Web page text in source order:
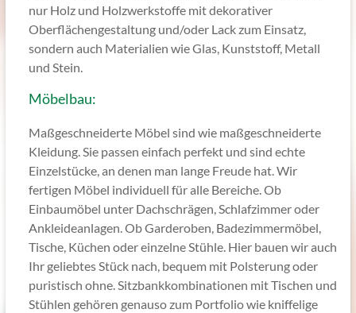
nur Holz und Holzwerkstoffe mit dekorativer
Oberflächengestaltung und/oder Lack zum Einsatz,
sondern auch Materialien wie Glas, Kunststoff, Metall
und Stein.
Möbelbau:
Maßgeschneiderte Möbel sind wie maßgeschneiderte
Kleidung. Sie passen einfach perfekt und sind echte
Einzelstücke, an denen man lange Freude hat. Wir
fertigen Möbel individuell für alle Bereiche. Ob
Einbaumöbel unter Dachschrägen, Schlafzimmer oder
Ankleideanlagen. Ob Garderoben, Badezimmermöbel,
Tische, Küchen oder einzelne Stühle. Hier bauen wir auch
Ihr geliebtes Stück nach, bequem mit Polsterung oder
puristisch ohne. Sitzbankkombinationen mit Tischen und
Stühlen gehören genauso zum Portfolio wie kniffelige